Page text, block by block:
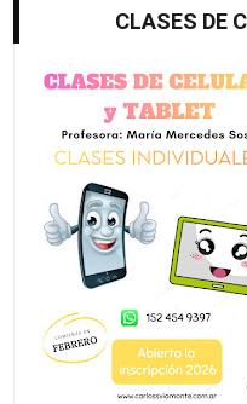
CLASES DE